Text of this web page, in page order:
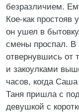
безразличием.
Кое-как простояв
он ушел в
смены проспал. В
отвернувшись от
и закоулками
часов, когда
Таня пришла с
девушкой с